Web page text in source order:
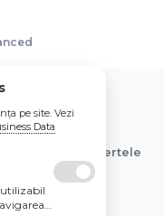
Store SRL
si includ tva. Ofertele
pe site. Vezi
Data
utilizabil